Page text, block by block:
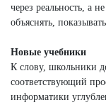
через реальность, а
объяснять,
Новые учебники
К слову, школьники
соответствующий
информатики